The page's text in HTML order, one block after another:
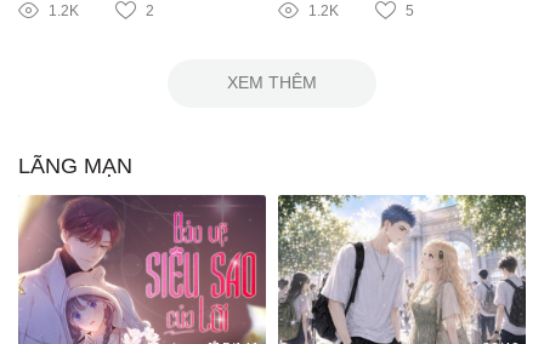
1.2K 2 1.2K 5
XEM THÊM
LÃNG MẠN